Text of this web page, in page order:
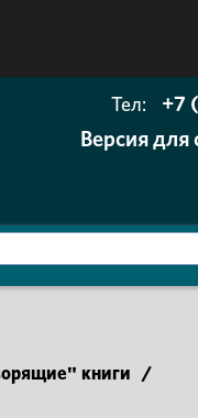
Тел:
+7
Версия
книги
/